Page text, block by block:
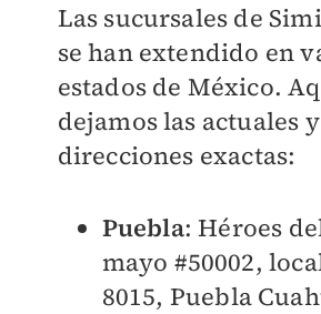
Las sucursales de
se han extendido en
estados de México.
dejamos las actuales
direcciones exactas:
Puebla: Héroes
mayo #50002,
8015, Puebla